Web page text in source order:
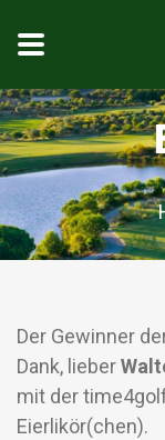
Der Gewinner
Dank, lieber
mit der
Eierlikör(chen).